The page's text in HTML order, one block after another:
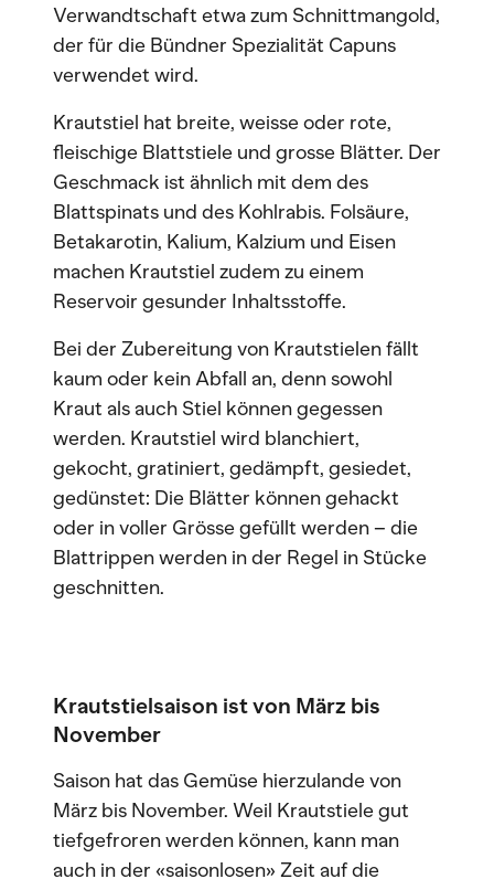
Verwandtschaft etwa zum Schnittmangold,
der für die Bündner Spezialität Capuns
verwendet wird.
Krautstiel hat breite, weisse oder rote,
fleischige Blattstiele und grosse Blätter. Der
Geschmack ist ähnlich mit dem des
Blattspinats und des Kohlrabis. Folsäure,
Betakarotin, Kalium, Kalzium und Eisen
machen Krautstiel zudem zu einem
Reservoir gesunder Inhaltsstoffe.
Bei der Zubereitung von Krautstielen fällt
kaum oder kein Abfall an, denn sowohl
Kraut als auch Stiel können gegessen
werden. Krautstiel wird blanchiert,
gekocht, gratiniert, gedämpft, gesiedet,
gedünstet: Die Blätter können gehackt
oder in voller Grösse gefüllt werden – die
Blattrippen werden in der Regel in Stücke
geschnitten.
Krautstielsaison ist von März bis
November
Saison hat das Gemüse hierzulande von
März bis November. Weil Krautstiele gut
tiefgefroren werden können, kann man
auch in der «saisonlosen» Zeit auf die